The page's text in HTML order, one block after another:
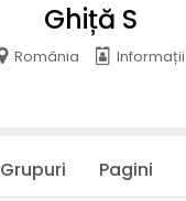
Ghiță S
România Informații
Grupuri Pagini